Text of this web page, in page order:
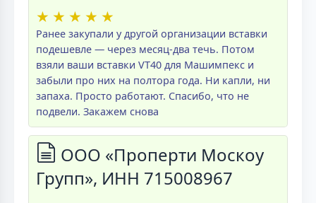
★ ★ ★ ★ ★
Ранее закупали у другой организации вставки
подешевле — через месяц-два течь. Потом
взяли ваши вставки VT40 для Машимпекс и
забыли про них на полтора года. Ни капли, ни
запаха. Просто работают. Спасибо, что не
подвели. Закажем снова
ООО «Проперти Москоу
Групп», ИНН 715008967